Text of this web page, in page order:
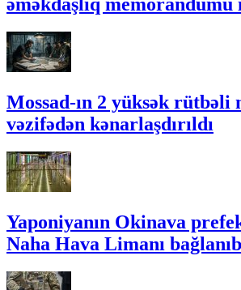
əməkdaşlıq memorandumu
Mossad-ın 2 yüksək rütbəli
vəzifədən kənarlaşdırıldı
Yaponiyanın Okinava
Naha Hava Limanı bağlanıb